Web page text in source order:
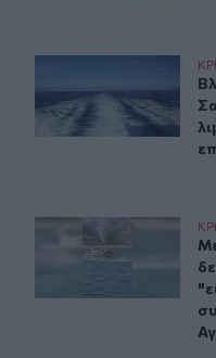
Βλάβη σε ταχύπλοο
Με τα σκάφη τους